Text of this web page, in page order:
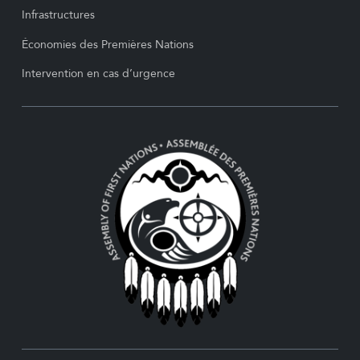
Infrastructures
Économies des Premières Nations
Intervention en cas d’urgence